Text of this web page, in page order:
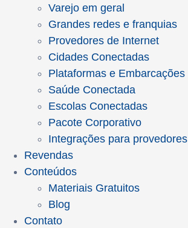
Varejo em geral
Grandes redes e franquias
Provedores de Internet
Cidades Conectadas
Plataformas e Embarcações
Saúde Conectada
Escolas Conectadas
Pacote Corporativo
Integrações para provedores
Revendas
Conteúdos
Materiais Gratuitos
Blog
Contato